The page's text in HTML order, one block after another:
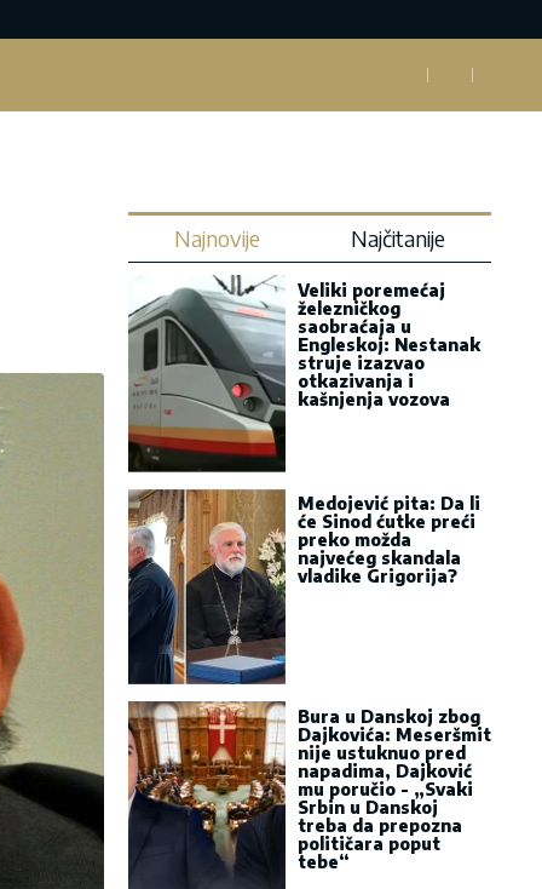
Najnovije Najčitanije
Veliki poremećaj
železničkog
saobraćaja u
Engleskoj: Nestanak
struje izazvao
otkazivanja i
kašnjenja vozova
Medojević pita: Da li
će Sinod ćutke preći
preko možda
najvećeg skandala
vladike Grigorija?
Bura u Danskoj zbog
Dajkovića: Meseršmit
nije ustuknuo pred
napadima, Dajković
mu poručio - „Svaki
Srbin u Danskoj
treba da prepozna
političara poput
tebe“